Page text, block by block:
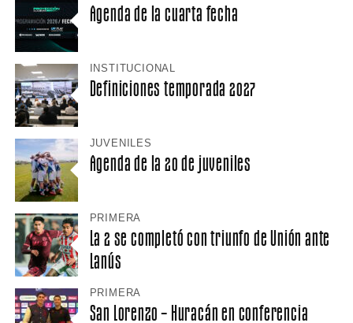
Agenda de la cuarta fecha
INSTITUCIONAL
Definiciones temporada 2027
JUVENILES
Agenda de la 20 de juveniles
PRIMERA
La 2 se completó con triunfo de Unión ante
Lanús
PRIMERA
San Lorenzo – Huracán en conferencia